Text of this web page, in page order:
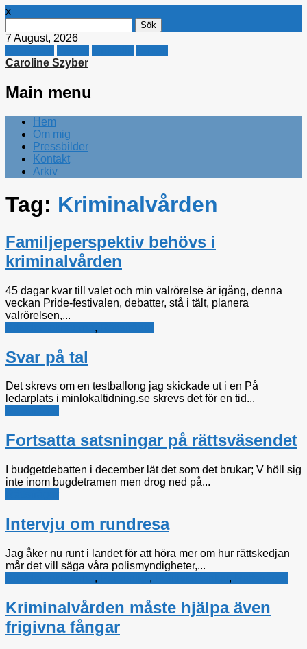
x
efter:
7 August, 2026
Caroline Szyber
Main menu
Skip
content
Hem
Om mig
Pressbilder
Kontakt
Arkiv
Tag: Kriminalvården
Familjeperspektiv behövs i
kriminalvården
45 dagar kvar till valet och min valrörelse är igång, denna
veckan Pride-festivalen, debatter, stå i tält, planera
valrörelsen,...
,
Svar på tal
Det skrevs om en testballong jag skickade ut i en På
ledarplats i minlokaltidning.se skrevs det för en tid...
Fortsatta satsningar på rättsväsendet
I budgetdebatten i december lät det som det brukar; V höll sig
inte inom bugdetramen men drog ned på...
Intervju om rundresa
Jag åker nu runt i landet för att höra mer om hur rättskedjan
mår det vill säga våra polismyndigheter,...
, , ,
Kriminalvården måste hjälpa även
frigivna fångar